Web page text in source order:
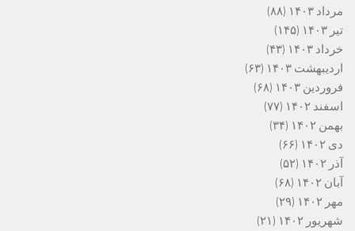
مرداد ۱۴۰۳
(۸۸)
تیر ۱۴۰۳
(۱۴۵)
خرداد ۱۴۰۳
(۴۳)
اردیبهشت ۱۴۰۳
(۶۳)
فروردین ۱۴۰۳
(۶۸)
اسفند ۱۴۰۲
(۷۷)
بهمن ۱۴۰۲
(۳۴)
دی ۱۴۰۲
(۶۶)
آذر ۱۴۰۲
(۵۲)
آبان ۱۴۰۲
(۶۸)
مهر ۱۴۰۲
(۲۹)
شهریور ۱۴۰۲
(۲۱)